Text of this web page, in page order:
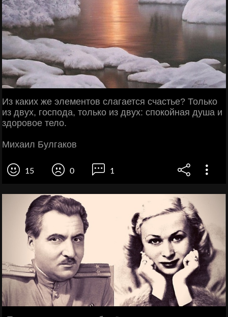
Из каких же элементов слагается счастье? Только
из двух, господа, только из двух: спокойная душа и
здоровое тело.
Михаил Булгаков
15 0 1